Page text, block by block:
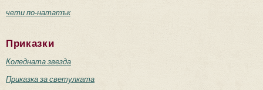
чети по-нататък
Приказки
Коледната звезда
Приказка за светулката